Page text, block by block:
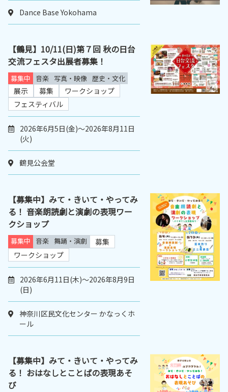
Dance Base Yokohama
【鶴見】10/11(日)第７回 秋の日台
交流フェスタ出展者募集！
募集中 音楽 写真・映像 歴史・文化
展示 募集
ワークショップ
フェスティバル
2026年6月5日(金)～2026年8月11日
(火)
鶴見公会堂
【募集中】みて・きいて・やってみ
る！ 音楽朗読劇と演劇の表現ワー
クショップ
募集中 音楽 舞踊・演劇
募集
ワークショップ
2026年6月11日(木)～2026年8月9日
(日)
神奈川区民文化センター かなっくホ
ール
【募集中】みて・きいて・やってみ
る！ おはなしとことばの表現あそ
び